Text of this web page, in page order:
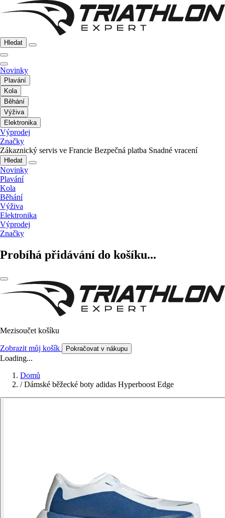
Hledat
Novinky
Plavání
Kola
Běhání
Výživa
Elektronika
Výprodej
Značky
Zákaznický servis ve Francie Bezpečná platba Snadné vracení
Hledat
Novinky
Plavání
Kola
Běhání
Výživa
Elektronika
Výprodej
Značky
Probíhá přidávání do košíku...
Mezisoučet košíku
Zobrazit můj košík Pokračovat v nákupu
Loading...
Domů
/ Dámské běžecké boty adidas Hyperboost Edge